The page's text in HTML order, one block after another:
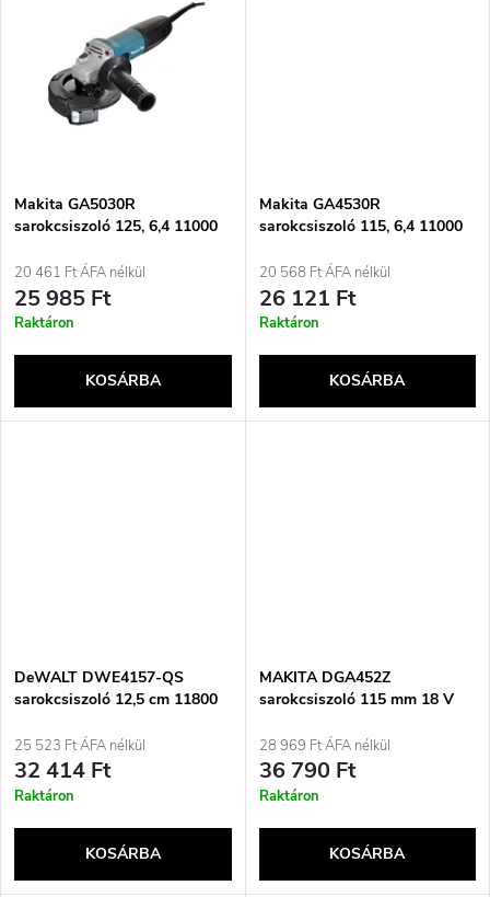
é
s
e
j
a
Makita GA5030R
sarokcsiszoló 125, 6,4 11000
20 461 Ft ÁFA nélkül
25 985 Ft
Raktáron
KOSÁRBA
Makita GA4530R
sarokcsiszoló 115, 6,4 11000
20 568 Ft ÁFA nélkül
26 121 Ft
Raktáron
KOSÁRBA
DeWALT DWE4157-QS
sarokcsiszoló 12,5 cm 11800
25 523 Ft ÁFA nélkül
32 414 Ft
Raktáron
KOSÁRBA
MAKITA DGA452Z
sarokcsiszoló 115 mm 18 V
28 969 Ft ÁFA nélkül
36 790 Ft
Raktáron
KOSÁRBA